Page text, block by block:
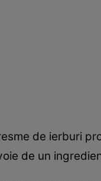
de ierburi
de un